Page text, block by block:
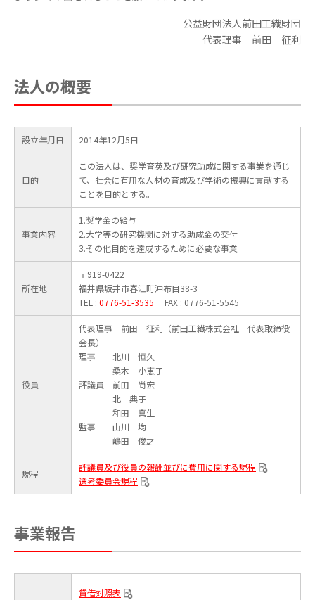
公益財団法人前田工繊財団
代表理事 前田 征利
法人の概要
設立年月日 2014年12月5日
目的
この法人は、奨学育英及び研究助成に関する事業を通じ
て、社会に有用な人材の育成及び学術の振興に貢献する
ことを目的とする。
事業内容
1.奨学金の給与
2.大学等の研究機関に対する助成金の交付
3.その他目的を達成するために必要な事業
所在地
〒919-0422
福井県坂井市春江町沖布目38-3
TEL : 0776-51-3535 FAX : 0776-51-5545
役員
代表理事 前田 征利（前田工繊株式会社 代表取締役
会長）
理事 北川 恒久
桑木 小恵子
評議員 前田 尚宏
北 典子
和田 真生
監事 山川 均
嶋田 俊之
規程
評議員及び役員の報酬並びに費用に関する規程
選考委員会規程
事業報告
貸借対照表